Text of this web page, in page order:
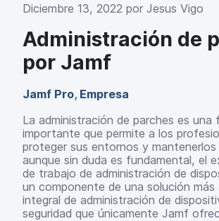
Diciembre 13, 2022 por Jesus Vigo
Administración de
por Jamf
Jamf Pro, Empresa
La administración de parches es una
importante que permite a los
proteger sus entornos y mantenerlos
aunque sin duda es fundamental, el
de trabajo de administración de
un componente de una solución más
integral de administración de
seguridad que únicamente Jamf